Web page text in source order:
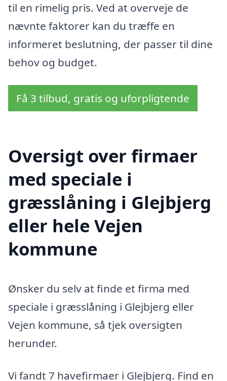
til en rimelig pris. Ved at overveje de
nævnte faktorer kan du træffe en
informeret beslutning, der passer til dine
behov og budget.
Få 3 tilbud, gratis og uforpligtende
Oversigt over firmaer
med speciale i
græsslåning i Glejbjerg
eller hele Vejen
kommune
Ønsker du selv at finde et firma med
speciale i græsslåning i Glejbjerg eller
Vejen kommune, så tjek oversigten
herunder.
Vi fandt 7 havefirmaer i Glejbjerg. Find en